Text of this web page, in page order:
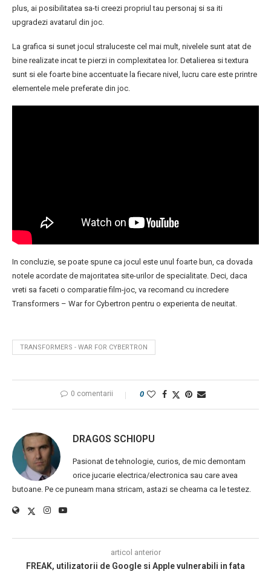
plus, ai posibilitatea sa-ti creezi propriul tau personaj si sa iti
upgradezi avatarul din joc.
La grafica si sunet jocul straluceste cel mai mult, nivelele sunt atat de
bine realizate incat te pierzi in complexitatea lor. Detalierea si textura
sunt si ele foarte bine accentuate la fiecare nivel, lucru care este printre
elementele mele preferate din joc.
In concluzie, se poate spune ca jocul este unul foarte bun, ca dovada
notele acordate de majoritatea site-urilor de specialitate. Deci, daca
vreti sa faceti o comparatie film-joc, va recomand cu incredere
Transformers – War for Cybertron pentru o experienta de neuitat.
TRANSFORMERS - WAR FOR CYBERTRON
0 comentarii 0
DRAGOS SCHIOPU
Pasionat de tehnologie, curios, de mic demontam
orice jucarie electrica/electronica sau care avea
butoane. Pe ce puneam mana stricam, astazi se cheama ca le testez.
articol anterior
FREAK, utilizatorii de Google si Apple vulnerabili in fata